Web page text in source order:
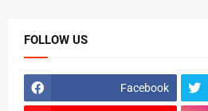
FOLLOW US
Facebook